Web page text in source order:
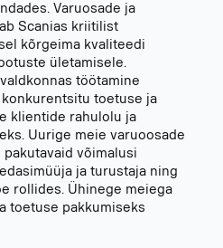
Varuosade ja
Scanias kriitilist
kõrgeima kvaliteedi
ületamisele.
töötamine
toetuse ja
klientide rahulolu ja
Uurige meie varuoosade
võimalusi
ja turustaja ning
rollides. Ühinege meiega
toetuse pakkumiseks